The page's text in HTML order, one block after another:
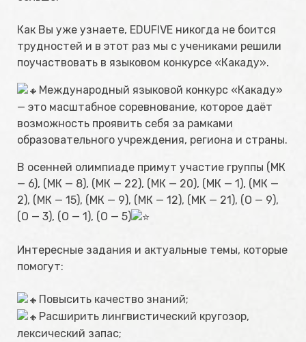
Как Вы уже узнаете, EDUFIVE никогда не боится
трудностей и в этот раз мы с учениками решили
поучаствовать в языковом конкурсе «Какаду».⁣⁣
Международный языковой конкурс «Какаду»
— это масштабное соревнование, которое даёт
возможность проявить себя за рамками
образовательного учреждения, региона и страны.⁣⁣
В осенней олимпиаде примут участие группы (МК
— 6), (МК — 8), (МК — 22), (МК — 20), (МК — 1), (МК —
2), (МК — 15), (МК — 9), (МК — 12), (МК — 21), (О — 9),
(О — 3), (О — 1), (О — 5)
Интересные задания и актуальные темы, которые
помогут:⁣⁣
Повысить качество знаний;⁣⁣
Расширить лингвистический кругозор,
лексический запас;